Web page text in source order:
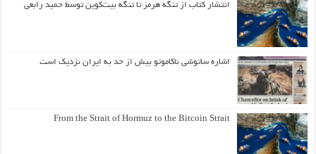
انتشار کتاب از تنگه هرمز تا تنگه بیت‌کوین توسط حمید رابعی
اشاره ساتوشی ناکاموتو بیش از حد به ایران نزدیک است
From the Strait of Hormuz to the Bitcoin Strait